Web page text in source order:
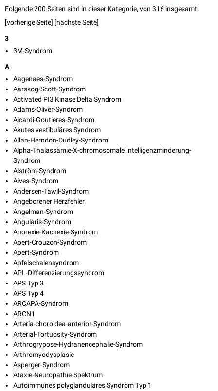
Folgende 200 Seiten sind in dieser Kategorie, von 316 insgesamt.
[vorherige Seite] [nächste Seite]
3
3M-Syndrom
A
Aagenaes-Syndrom
Aarskog-Scott-Syndrom
Activated PI3 Kinase Delta Syndrom
Adams-Oliver-Syndrom
Aicardi-Goutières-Syndrom
Akutes vestibuläres Syndrom
Allan-Herndon-Dudley-Syndrom
Alpha-Thalassämie-X-chromosomale Intelligenzminderung-
Syndrom
Alström-Syndrom
Alves-Syndrom
Andersen-Tawil-Syndrom
Angeborener Herzfehler
Angelman-Syndrom
Angularis-Syndrom
Anorexie-Kachexie-Syndrom
Apert-Crouzon-Syndrom
Apert-Syndrom
Apfelschalensyndrom
APL-Differenzierungssyndrom
APS Typ 3
APS Typ 4
ARCAPA-Syndrom
ARCN1
Arteria-choroidea-anterior-Syndrom
Arterial-Tortuosity-Syndrom
Arthrogrypose-Hydranencephalie-Syndrom
Arthromyodysplasie
Asperger-Syndrom
Ataxie-Neuropathie-Spektrum
Autoimmunes polyglanduläres Syndrom Typ 1